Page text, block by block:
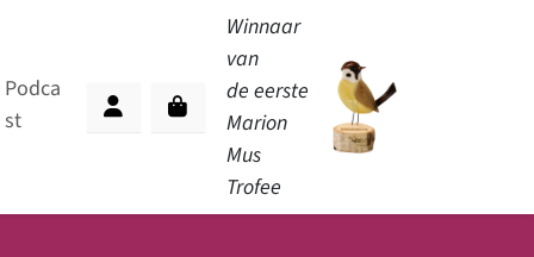
Podca
st
Cart
Winnaar
van
de eerste
Marion
Mus
Trofee